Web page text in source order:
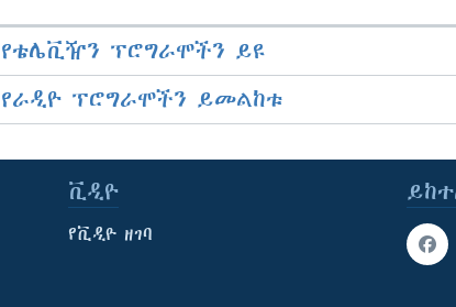
የቴሌቪዥን ፕሮግራሞችን ይዩ
የራዲዮ ፕሮግራሞችን ይመልከቱ
ቪዲዮ
የቪዲዮ ዘገባ